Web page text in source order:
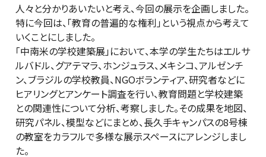
人々と分かりあいたいと考え、今回の展示を企画しました。
特に今回は、「教育の普遍的な権利」という視点から考えて
いくことにしました。
「中南米の学校建築展」において、本学の学生たちはエルサ
ルバドル、グアテマラ、ホンジュラス、メキシコ、アルゼンチ
ン、ブラジルの学校教員、NGOボランティア、研究者などに
ヒアリングとアンケート調査を行い、教育問題と学校建築
との関連性について分析、考察しました。その成果を地図、
研究パネル、模型などにまとめ、長久手キャンパスの8号棟
の教室をカラフルで多様な展示スペースにアレンジしまし
た。